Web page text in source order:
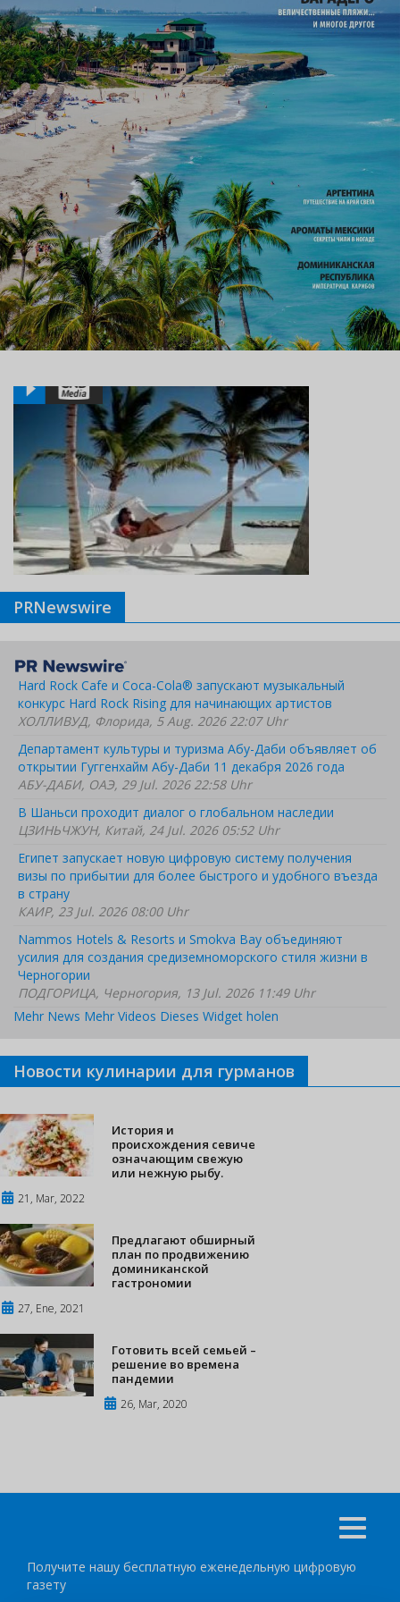
PRNewswire
Hard Rock Cafe и Coca-Cola® запускают музыкальный
конкурс Hard Rock Rising для начинающих артистов
ХОЛЛИВУД, Флорида, 5 Aug. 2026 22:07 Uhr
Департамент культуры и туризма Абу-Даби объявляет об
открытии Гуггенхайм Абу-Даби 11 декабря 2026 года
АБУ-ДАБИ, ОАЭ, 29 Jul. 2026 22:58 Uhr
В Шаньси проходит диалог о глобальном наследии
ЦЗИНЬЧЖУН, Китай, 24 Jul. 2026 05:52 Uhr
Египет запускает новую цифровую систему получения
визы по прибытии для более быстрого и удобного въезда
в страну
КАИР, 23 Jul. 2026 08:00 Uhr
Nammos Hotels & Resorts и Smokva Bay объединяют
усилия для создания средиземноморского стиля жизни в
Черногории
ПОДГОРИЦА, Черногория, 13 Jul. 2026 11:49 Uhr
Mehr News Mehr Videos Dieses Widget holen
Новости кулинарии для гурманов
История и
происхождения севиче
означающим свежую
или нежную рыбу.
21, Mar, 2022
Предлагают обширный
план по продвижению
доминиканской
гастрономии
27, Ene, 2021
Готовить всей семьей –
решение во времена
пандемии
26, Mar, 2020
Получите нашу бесплатную еженедельную цифровую
газету